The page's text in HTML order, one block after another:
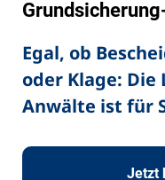
Egal, ob
oder Klage:
Anwälte ist für
Jetzt